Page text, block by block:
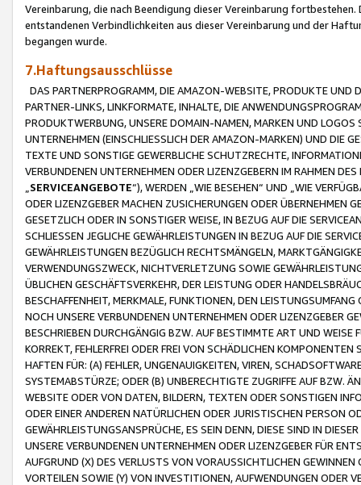
Vereinbarung, die nach Beendigung dieser Vereinbarung
entstandenen Verbindlichkeiten aus dieser Vereinbarung und der
begangen wurde.
7.Haftungsausschlüsse
DAS PARTNERPROGRAMM, DIE AMAZON-WEBSITE, PRODUKTE UND
PARTNER-LINKS, LINKFORMATE, INHALTE, DIE
PRODUKTWERBUNG, UNSERE DOMAIN-NAMEN, MARKEN UND
UNTERNEHMEN (EINSCHLIESSLICH DER AMAZON-MARKEN) UND DIE
TEXTE UND SONSTIGE GEWERBLICHE SCHUTZRECHTE,
VERBUNDENEN UNTERNEHMEN ODER LIZENZGEBERN IM RAHMEN
SERVICEANGEBOTE“), WERDEN „WIE BESEHEN“ UND „WIE
ODER LIZENZGEBER MACHEN ZUSICHERUNGEN ODER ÜBERNEHMEN
GESETZLICH ODER IN SONSTIGER WEISE, IN BEZUG AUF DIE
SCHLIESSEN JEGLICHE GEWÄHRLEISTUNGEN IN BEZUG AUF DIE
GEWÄHRLEISTUNGEN BEZÜGLICH RECHTSMÄNGELN,
VERWENDUNGSZWECK, NICHTVERLETZUNG SOWIE
ÜBLICHEN GESCHÄFTSVERKEHR, DER LEISTUNG ODER
BESCHAFFENHEIT, MERKMALE, FUNKTIONEN, DEN
NOCH UNSERE VERBUNDENEN UNTERNEHMEN ODER LIZENZGEBER
BESCHRIEBEN DURCHGÄNGIG BZW. AUF BESTIMMTE ART UND
KORREKT, FEHLERFREI ODER FREI VON SCHÄDLICHEN
HAFTEN FÜR: (A) FEHLER, UNGENAUIGKEITEN, VIREN,
SYSTEMABSTÜRZE; ODER (B) UNBERECHTIGTE ZUGRIFFE AUF BZW.
WEBSITE ODER VON DATEN, BILDERN, TEXTEN ODER SONSTIGEN
ODER EINER ANDEREN NATÜRLICHEN ODER JURISTISCHEN PERSON
GEWÄHRLEISTUNGSANSPRÜCHE, ES SEIN DENN, DIESE SIND IN
UNSERE VERBUNDENEN UNTERNEHMEN ODER LIZENZGEBER FÜR
AUFGRUND (X) DES VERLUSTS VON VORAUSSICHTLICHEN
VORTEILEN SOWIE (Y) VON INVESTITIONEN, AUFWENDUNGEN ODER